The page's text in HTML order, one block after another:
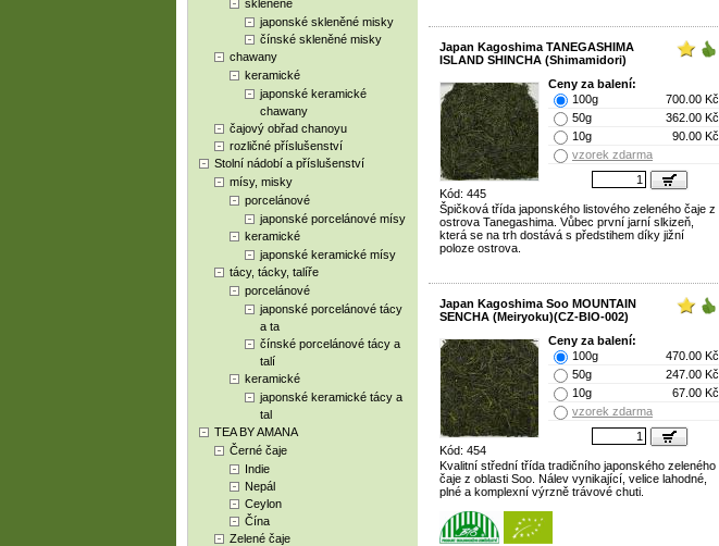
skleněné
japonské skleněné misky
čínské skleněné misky
chawany
keramické
japonské keramické
chawany
čajový obřad chanoyu
rozličné příslušenství
Stolní nádobí a příslušenství
mísy, misky
porcelánové
japonské porcelánové mísy
keramické
japonské keramické mísy
tácy, tácky, talíře
porcelánové
japonské porcelánové tácy
a ta
čínské porcelánové tácy a
talí
keramické
japonské keramické tácy a
tal
TEA BY AMANA
Černé čaje
Indie
Nepál
Ceylon
Čína
Zelené čaje
Japan Kagoshima TANEGASHIMA
ISLAND SHINCHA (Shimamidori)
Kód: 445
Ceny za balení:
100g
700.00 Kč
50g
362.00 Kč
10g
90.00 Kč
vzorek zdarma
Špičková třída japonského listového zeleného čaje z
ostrova Tanegashima. Vůbec první jarní slkizeň,
která se na trh dostává s předstihem díky jižní
poloze ostrova.
Japan Kagoshima Soo MOUNTAIN
SENCHA (Meiryoku)(CZ-BIO-002)
Kód: 454
Ceny za balení:
100g
470.00 Kč
50g
247.00 Kč
10g
67.00 Kč
vzorek zdarma
Kvalitní střední třída tradičního japonského zeleného
čaje z oblasti Soo. Nálev vynikající, velice lahodné,
plné a komplexní výrzně trávové chuti.